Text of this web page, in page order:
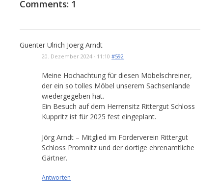
Comments: 1
Guenter Ulrich Joerg Arndt
20. Dezember 2024 · 11:10 #592
Meine Hochachtung für diesen Möbelschreiner,
der ein so tolles Möbel unserem Sachsenlande
wiedergegeben hat.
Ein Besuch auf dem Herrensitz Rittergut Schloss
Kuppritz ist für 2025 fest eingeplant.
Jörg Arndt – Mitglied im Förderverein Rittergut
Schloss Promnitz und der dortige ehrenamtliche
Gärtner.
Antworten